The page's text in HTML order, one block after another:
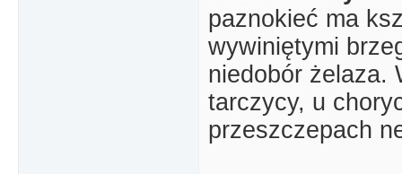
paznokieć ma
wywiniętymi
niedobór żelaza.
tarczycy, u
przeszczepach